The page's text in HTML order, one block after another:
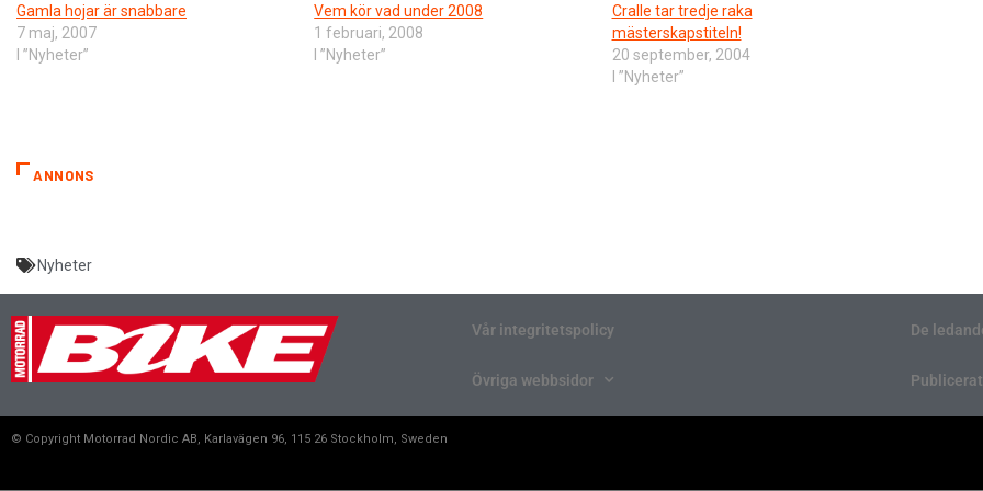
Gamla hojar är snabbare
7 maj, 2007
I ”Nyheter”
Vem kör vad under 2008
1 februari, 2008
I ”Nyheter”
Cralle tar tredje raka
mästerskapstiteln!
20 september, 2004
I ”Nyheter”
ANNONS
Nyheter
Vår integritetspolicy
Övriga webbsidor
De
Publicerat
© Copyright Motorrad Nordic AB, Karlavägen 96, 115 26 Stockholm, Sweden